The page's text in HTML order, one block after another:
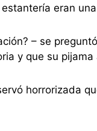
eran
– se
y que su
horrorizada